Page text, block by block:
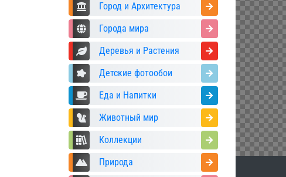
Город и Архитектура
Города мира
Деревья и Растения
Детские фотообои
Еда и Напитки
Животный мир
Коллекции
Природа